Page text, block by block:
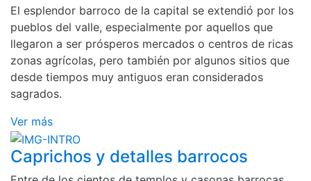
El esplendor barroco de la capital se extendió por los
pueblos del valle, especialmente por aquellos que
llegaron a ser prósperos mercados o centros de ricas
zonas agrícolas, pero también por algunos sitios que
desde tiempos muy antiguos eran considerados
sagrados.
Ver más
Caprichos y detalles barrocos